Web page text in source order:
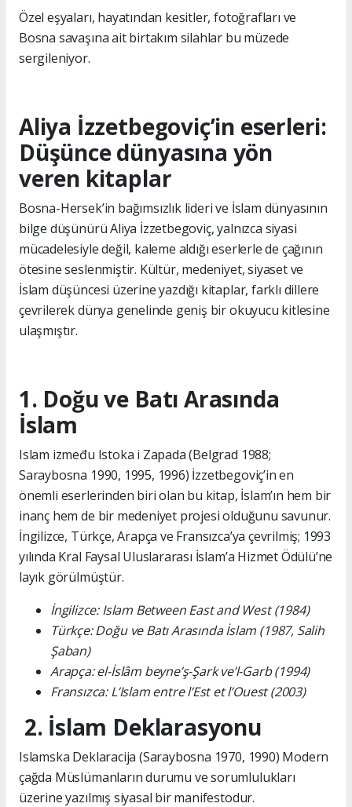
Özel eşyaları, hayatından kesitler, fotoğrafları ve
Bosna savaşına ait birtakım silahlar bu müzede
sergileniyor.
Aliya İzzetbegoviç’in eserleri:
Düşünce dünyasına yön
veren kitaplar
Bosna-Hersek’in bağımsızlık lideri ve İslam dünyasının
bilge düşünürü Aliya İzzetbegoviç, yalnızca siyasi
mücadelesiyle değil, kaleme aldığı eserlerle de çağının
ötesine seslenmiştir. Kültür, medeniyet, siyaset ve
İslam düşüncesi üzerine yazdığı kitaplar, farklı dillere
çevrilerek dünya genelinde geniş bir okuyucu kitlesine
ulaşmıştır.
1. Doğu ve Batı Arasında
İslam
Islam između Istoka i Zapada (Belgrad 1988;
Saraybosna 1990, 1995, 1996) İzzetbegoviç’in en
önemli eserlerinden biri olan bu kitap, İslam’ın hem bir
inanç hem de bir medeniyet projesi olduğunu savunur.
İngilizce, Türkçe, Arapça ve Fransızca’ya çevrilmiş; 1993
yılında Kral Faysal Uluslararası İslam’a Hizmet Ödülü’ne
layık görülmüştür.
İngilizce: Islam Between East and West (1984)
Türkçe: Doğu ve Batı Arasında İslam (1987, Salih
Şaban)
Arapça: el-İslâm beyne’ş-Şark ve’l-Garb (1994)
Fransızca: L’Islam entre l’Est et l’Ouest (2003)
2. İslam Deklarasyonu
Islamska Deklaracija (Saraybosna 1970, 1990) Modern
çağda Müslümanların durumu ve sorumlulukları
üzerine yazılmış siyasal bir manifestodur.